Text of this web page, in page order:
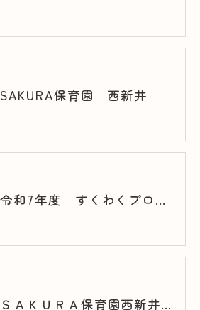
SAKURA保育園 西新井
令和7年度 すくわくプログラム（西新井）
ＳＡＫＵＲＡ保育園西新井 スクワク報告書